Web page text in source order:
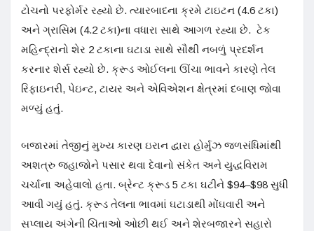
ટોચનો પરફોર્મર રહ્યો છે. ત્યારબાદના ક્રમે ટાઇટન (4.6 ટકા)
અને ગ્રાસિમ (4.2 ટકા)ના વધારા સાથે આગળ રહ્યા છે. ટેક
મહિન્દ્રાનો શેર 2 ટકાના ઘટાડા સાથે સૌથી નબળું પ્રદર્શન
કરનાર શેર્સ રહ્યો છે. ક્રૂડ ઓઈલના ઊંચા ભાવને કારણે તેલ
રિફાઇનરી, પેઇન્ટ, ટાયર અને એવિએશન ક્ષેત્રમાં દબાણ જોવા
મળ્યું હતું.
બજારમાં તેજીનું મુખ્ય કારણ ઇરાન દ્વારા હોર્મુઝ જળસંધિમાંથી
અશત્રુ જહાજોને પસાર થવા દેવાનો સંકેત અને યુદ્ધવિરામ
ચર્ચાના અહેવાલો હતા. બ્રેન્ટ ક્રૂડ 5 ટકા ઘટીને $94–$98 સુધી
આવી ગયું હતું. ક્રૂડ તેલના ભાવમાં ઘટાડાથી મોંઘવારી અને
સપ્લાય અંગેની ચિંતાઓ ઓછી થઈ અને શેરબજારને સહારો